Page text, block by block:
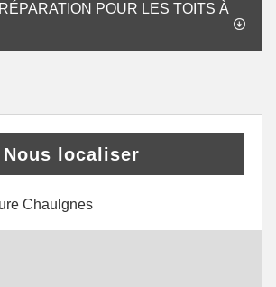
POUR LES TOITS À
Nous localiser
Chaulgnes